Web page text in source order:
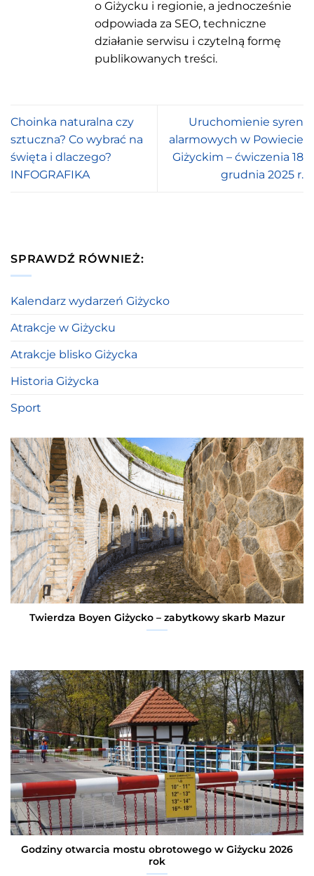
o Giżycku i regionie, a jednocześnie
odpowiada za SEO, techniczne
działanie serwisu i czytelną formę
publikowanych treści.
Choinka naturalna czy
sztuczna? Co wybrać na
święta i dlaczego?
INFOGRAFIKA
Uruchomienie syren
alarmowych w Powiecie
Giżyckim – ćwiczenia 18
grudnia 2025 r.
SPRAWDŹ RÓWNIEŻ:
Kalendarz wydarzeń Giżycko
Atrakcje w Giżycku
Atrakcje blisko Giżycka
Historia Giżycka
Sport
Twierdza Boyen Giżycko – zabytkowy skarb Mazur
Godziny otwarcia mostu obrotowego w Giżycku 2026
rok